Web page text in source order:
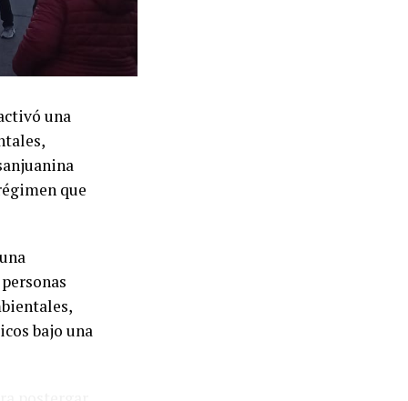
2027 y
de un
las
La
firmada el
en junio y
hasta el
no existe
una
que
bajo una